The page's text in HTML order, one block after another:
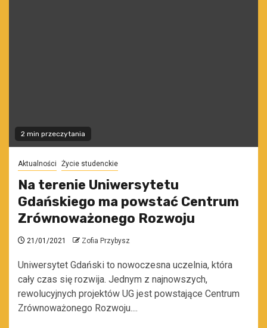
2 min przeczytania
Aktualności Życie studenckie
Na terenie Uniwersytetu
Gdańskiego ma powstać Centrum
Zrównoważonego Rozwoju
21/01/2021 Zofia Przybysz
Uniwersytet Gdański to nowoczesna uczelnia, która
cały czas się rozwija. Jednym z najnowszych,
rewolucyjnych projektów UG jest powstające Centrum
Zrównoważonego Rozwoju....